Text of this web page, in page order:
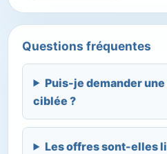
Questions fréquentes
Puis-je demander
ciblée ?
Les offres sont-elles